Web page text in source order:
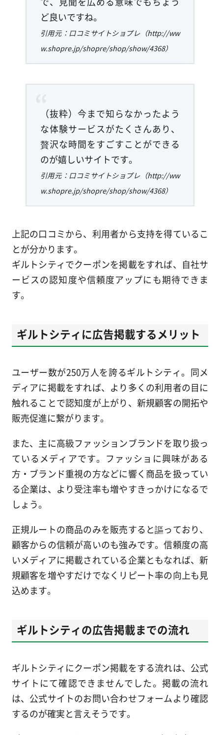
ど良いですね。
引用元：口コミサイトショプレ（http://ww
w.shopre.jp/shopre/shop/show/4368）
（抜粋）今まで知らなかったよう
な体験サービスがたくさんあり、
贅沢な時間をすごすことができる
のが嬉しいサイトです。
引用元：口コミサイトショプレ（http://ww
w.shopre.jp/shopre/shop/show/4368）
上記の口コミから、利用者から支持を得ているこ
とが分かります。
ギルトシティでクーポンを掲載をすれば、自社サ
ービスの認知度や信頼度アップにも期待できま
す。
ギルトシティに広告掲載するメリット
ユーザー数が250万人を誇るギルトシティ。同メ
ディアに掲載をすれば、より多くの利用者の目に
触れることで認知度が上がり、新規顧客の開拓や
販売促進に繋がります。
また、主に高級ファッションブランドを取り扱っ
ているメディアです。ファッショに興味がある
方・ブランド重視の方などに響く商品を扱ってい
る企業は、より受注率も増やすきっかけになるで
しょう。
正規ルートの商品のみを販売すると謳っており、
顧客からの信頼が高いのも強みです。信頼度の高
いメディアに掲載されている企業ともなれば、新
規顧客を増やすだけでなくリピート率の向上も見
込めます。
ギルトシティの広告掲載までの流れ
ギルトシティにクーポン掲載をする流れは、公式
サイトにて確認できませんでした。掲載の流れ
は、公式サイトのお問い合わせフォームより確認
するのが確実と言えそうです。